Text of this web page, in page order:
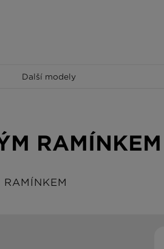
Další modely
RAMÍNKEM
RAMÍNKEM